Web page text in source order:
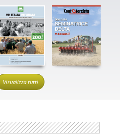
Visualizza tutti